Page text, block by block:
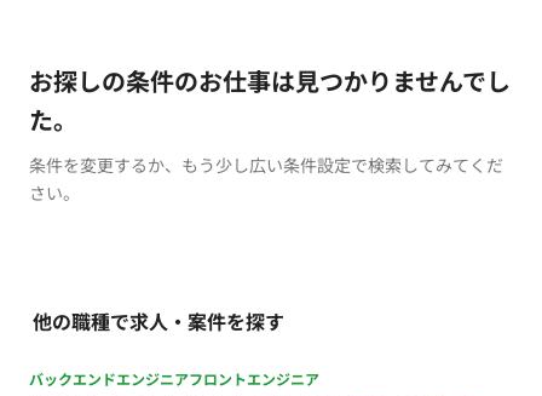
お探しの条件のお仕事は見つかりませんでし
た。
条件を変更するか、もう少し広い条件設定で検索してみてくだ
さい。
他の職種で求人・案件を探す
バックエンドエンジニアフロントエンジニア